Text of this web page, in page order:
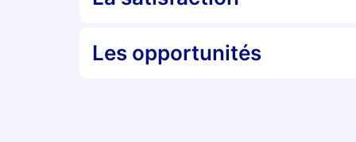
Les opportunités